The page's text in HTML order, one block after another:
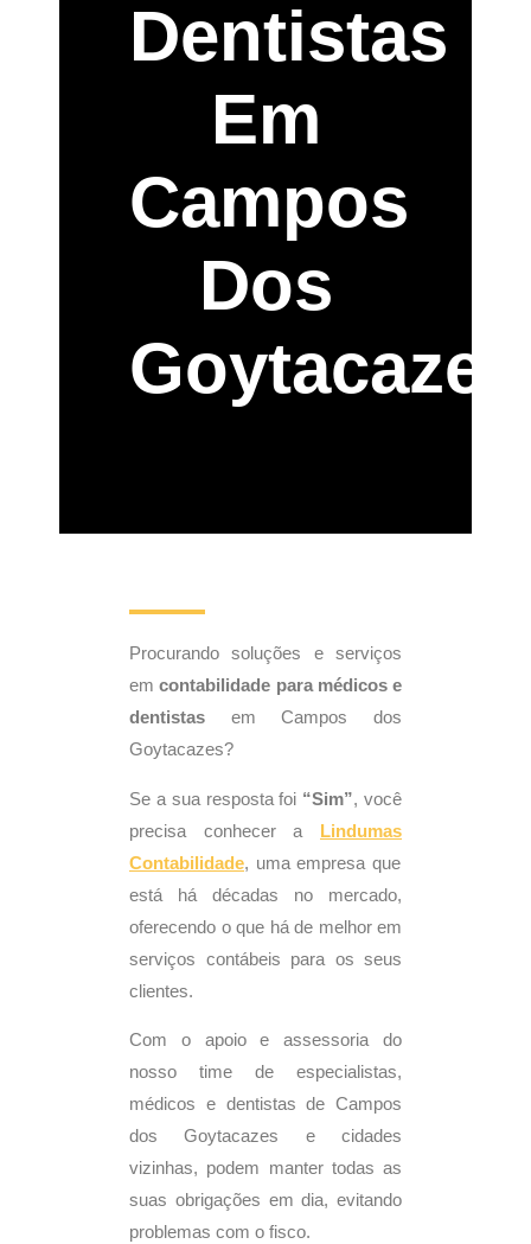
Dentistas
Em
Campos
Dos
Goytacazes
Procurando soluções e serviços
emcontabilidade para médicos e
dentistas em Campos dos
Goytacazes?
Se a sua resposta foi “Sim”, você
precisa conhecer a Lindumas
Contabilidade, uma empresa que
está há décadas no mercado,
oferecendo o que há de melhor em
serviços contábeis para os seus
clientes.
Com o apoio e assessoria do
nosso time de especialistas,
médicos e dentistas de Campos
dos Goytacazes e cidades
vizinhas, podem manter todas as
suas obrigações em dia, evitando
problemas com o fisco.